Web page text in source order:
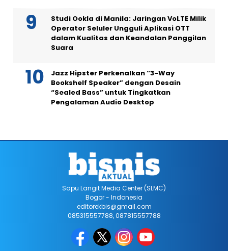
Studi Ookla di Manila: Jaringan VoLTE Milik
Operator Seluler Ungguli Aplikasi OTT
dalam Kualitas dan Keandalan Panggilan
Suara
Jazz Hipster Perkenalkan “3-Way
Bookshelf Speaker” dengan Desain
“Sealed Bass” untuk Tingkatkan
Pengalaman Audio Desktop
Sapu Langit Media Center (SLMC)
Bogor - Indonesia
editorekbis@gmail.com
085315557788, 087815557788